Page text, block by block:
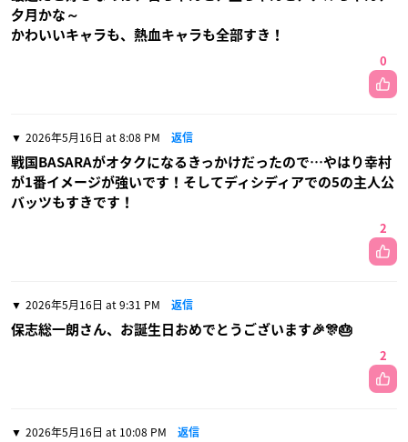
夕月かな～
かわいいキャラも、熱血キャラも全部すき！
0
2026年5月16日 at 8:08 PM 返信
戦国BASARAがオタクになるきっかけだったので…やはり幸村
が1番イメージが強いです！そしてディシディアでの5の主人公
バッツもすきです！
2
2026年5月16日 at 9:31 PM 返信
保志総一朗さん、お誕生日おめでとうございます🎉🎊🎂
2
2026年5月16日 at 10:08 PM 返信